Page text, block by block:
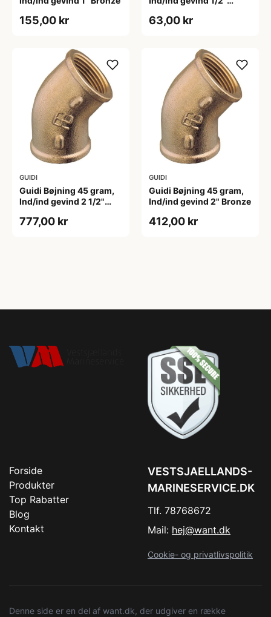
155,00 kr 63,00 kr
GUIDI
Guidi Bøjning 45 gram,
Ind/ind gevind 2 1/2"
777,00 kr
GUIDI
Guidi Bøjning 45 gram,
Ind/ind gevind 2" Bronze
412,00 kr
Forside
Produkter
Top Rabatter
Blog
Kontakt
VESTSJAELLANDS-
MARINESERVICE.DK
Tlf. 78768672
Mail: hej@want.dk
Cookie- og privatlivspolitik
Denne side er en del af want.dk, der udgiver en række